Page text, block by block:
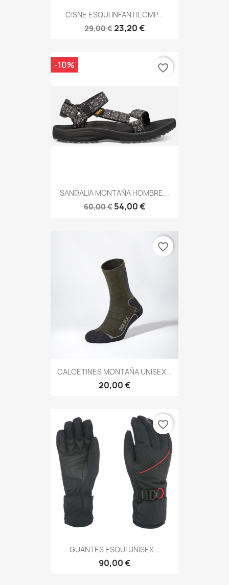
CISNE ESQUI INFANTIL CMP...
29,00 €23,20 €
SANDALIA MONTAÑA HOMBRE...
60,00 € 54,00 €
-10% favorite_border
CALCETINES MONTAÑA UNISEX...
20,00 €
favorite_border
GUANTES ESQUI UNISEX...
90,00 €
favorite_border